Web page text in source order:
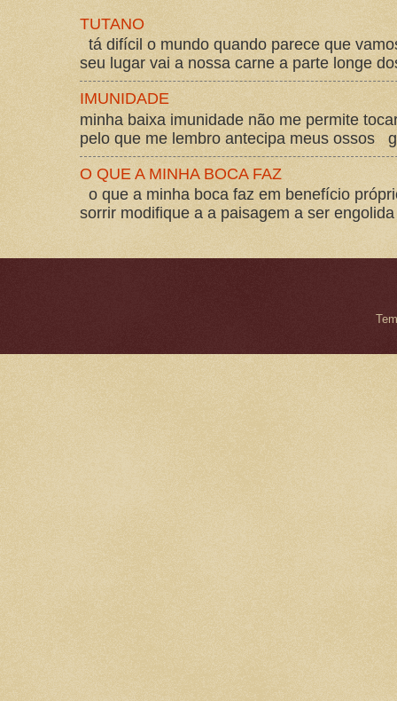
TUTANO
tá difícil o mundo quando parece que
seu lugar vai a nossa carne a parte longe
IMUNIDADE
minha baixa imunidade não me permite
pelo que me lembro antecipa meus ossos
O QUE A MINHA BOCA FAZ
o que a minha boca faz em benefício
sorrir modifique a a paisagem a ser